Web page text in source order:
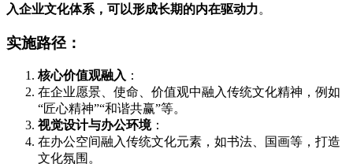
入企业文化体系，可以形成长期的内在驱动力。
实施路径：
核心价值观融入 ：
在企业愿景、使命、价值观中融入传统文化精神，例如
“匠心精神”“和谐共赢”等。
视觉设计与办公环境：
在办公空间融入传统文化元素，如书法、国画等，打造
文化氛围。